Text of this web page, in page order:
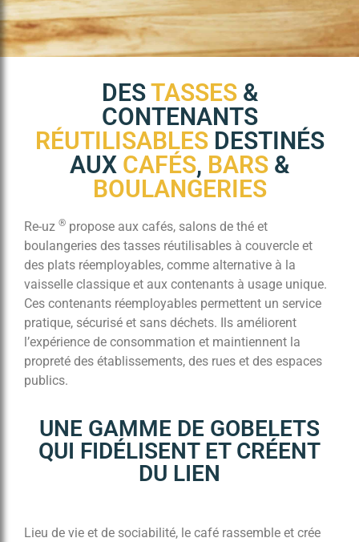
DESTASSES &
CONTENANTS
RÉUTILISABLESDESTINÉS
AUX CAFÉS, BARS &
BOULANGERIES
Re-uz ® propose aux cafés, salons de thé et
boulangeries des tasses réutilisables à couvercle et
des plats réemployables, comme alternative à la
vaisselle classique et aux contenants à usage unique.
Ces contenants réemployables permettent un service
pratique, sécurisé et sans déchets. Ils améliorent
l’expérience de consommation et maintiennent la
propreté des établissements, des rues et des espaces
publics.
UNE GAMME DE GOBELETS
QUI FIDÉLISENT ET CRÉENT
DU LIEN
Lieu de vie et de sociabilité, le café rassemble et crée